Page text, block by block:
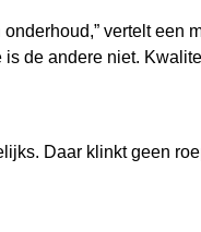
vertelt een
de andere niet.
Daar klinkt geen